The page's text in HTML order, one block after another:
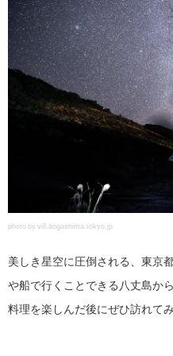
photo by vill.aogashima.tokyo.jp
美しき星空に圧倒される、東京
や船で行くことできる八丈島か
料理を楽しんだ後にぜひ訪れて